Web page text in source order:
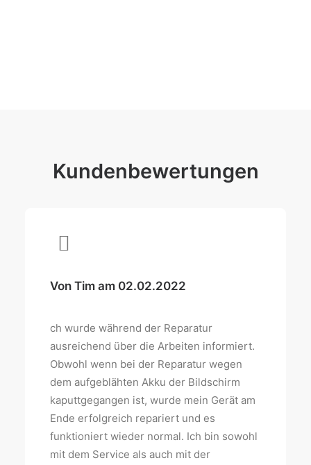
Kundenbewertungen
Von Tim am 02.02.2022
ch wurde während der Reparatur
ausreichend über die Arbeiten informiert.
Obwohl wenn bei der Reparatur wegen
dem aufgeblähten Akku der Bildschirm
kaputtgegangen ist, wurde mein Gerät am
Ende erfolgreich repariert und es
funktioniert wieder normal. Ich bin sowohl
mit dem Service als auch mit der